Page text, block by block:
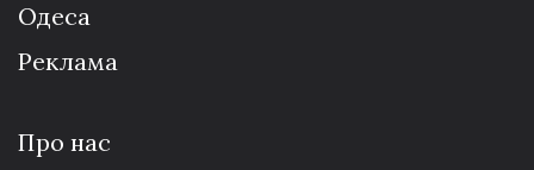
Одеса
Реклама
Про нас